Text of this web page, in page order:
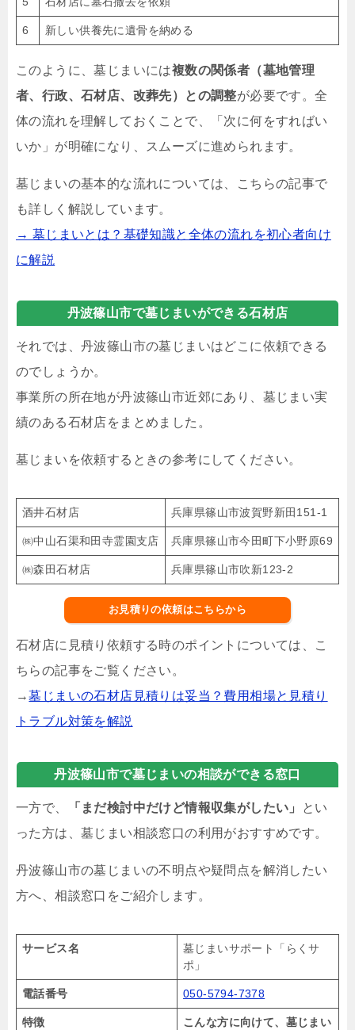
6 新しい供養先に遺骨を納める
このように、墓じまいには複数の関係者（墓地管理
者、行政、石材店、改葬先）との調整が必要です。全
体の流れを理解しておくことで、「次に何をすればい
いか」が明確になり、スムーズに進められます。
墓じまいの基本的な流れについては、こちらの記事で
も詳しく解説しています。
→ 墓じまいとは？基礎知識と全体の流れを初心者向け
に解説
丹波篠山市で墓じまいができる石材店
それでは、丹波篠山市の墓じまいはどこに依頼できる
のでしょうか。
事業所の所在地が丹波篠山市近郊にあり、墓じまい実
績のある石材店をまとめました。
墓じまいを依頼するときの参考にしてください。
酒井石材店 兵庫県篠山市波賀野新田151-1
㈱中山石渠和田寺霊園支店 兵庫県篠山市今田町下小野原69
㈱森田石材店 兵庫県篠山市吹新123-2
お見積りの依頼はこちらから
石材店に見積り依頼する時のポイントについては、こ
ちらの記事をご覧ください。
→墓じまいの石材店見積りは妥当？費用相場と見積り
トラブル対策を解説
丹波篠山市で墓じまいの相談ができる窓口
一方で、 「まだ検討中だけど情報収集がしたい」
とい
った方は、墓じまい相談窓口の利用がおすすめです。
丹波篠山市の墓じまいの不明点や疑問点を解消したい
方へ、相談窓口をご紹介します。
サービス名
墓じまいサポート「らくサ
ポ」
電話番号 050-5794-7378
特徴
こんな方に向けて、墓じまい